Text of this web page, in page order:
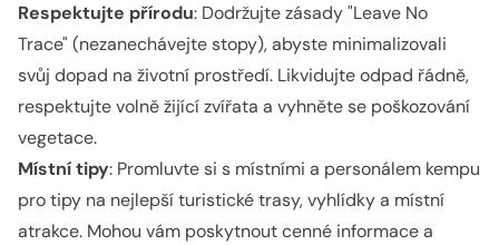
Respektujte přírodu: Dodržujte zásady "Leave No
Trace" (nezanechávejte stopy), abyste minimalizovali
svůj dopad na životní prostředí. Likvidujte odpad řádně,
respektujte volně žijící zvířata a vyhněte se poškozování
vegetace.
Místní tipy: Promluvte si s místními a personálem kempu
pro tipy na nejlepší turistické trasy, vyhlídky a místní
atrakce. Mohou vám poskytnout cenné informace a